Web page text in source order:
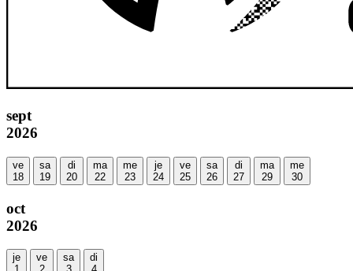
sept
2026
ve
18
sa
19
di
20
ma
22
me
23
je
24
ve
25
sa
26
di
27
ma
29
me
30
oct
2026
je
ve
sa
di